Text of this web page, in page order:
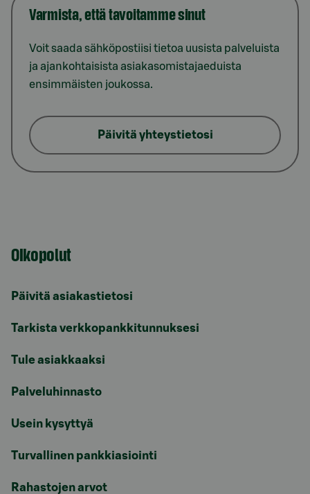
Varmista, että tavoitamme sinut
Voit saada sähköpostiisi tietoa uusista palveluista
ja ajankohtaisista asiakasomistajaeduista
ensimmäisten joukossa.
Päivitä yhteystietosi
Oikopolut
Päivitä asiakastietosi
Tarkista verkkopankkitunnuksesi
Tule asiakkaaksi
Palveluhinnasto
Usein kysyttyä
Turvallinen pankkiasiointi
Rahastojen arvot